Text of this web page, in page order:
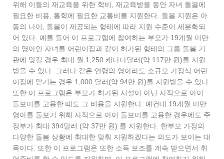
위해 이들의 재교육을 위한 학비, 재교육받을 동안 자녀 돌봄에
필요한 비용, 통학에 필요한 교통비를 지원한다. 돌봄 지원은 아
동의 나이, 돌봄이 제공되는 형태에 따라 지원 수준이 세분화되
어 있다. 예를 들어 이 프로그램에 참여하는 부모가 19개월 미만
의 영아인 자녀를 어린이집과 같이 허가된 형태의 그룹 돌봄 기
관에 맞길 경우 최대 월 1,250 캐나다달러(약 117만 원)를 지원
받을 수 있다. 그러나 같은 연령의 영아라도 소규모 가정식 어린
이집에 맡기는 경우 1,000 달러(약 94만 원)를 지원받을 수 있다.
또한 이 프로그램은 부모가 허가된 시설이 아닌 사적으로 아이
돌보미를 고용한 때도 그 비용을 지원한다. 예컨대 19개월 미만
영아를 돌보기 위해 사적으로 아이 돌보미를 고용한 경우에도 주
정부가 최대 394달러 (약 37만 원) 를 지원한다. 한부모 가정의
다양한 돌봄 상황에 최대한 맞춰 지원하겠다는 의도가 보이는 대
목이다. 또한 이 프로그램은 또한 소득 보조를 계속 받으면서 취